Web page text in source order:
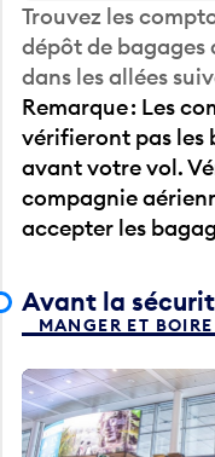
Trouvez les
dépôt de
dans les allées
Remarque : Les
vérifieront pas les
avant votre vol.
compagnie
accepter les
Avant la
MANGER ET BOIRE